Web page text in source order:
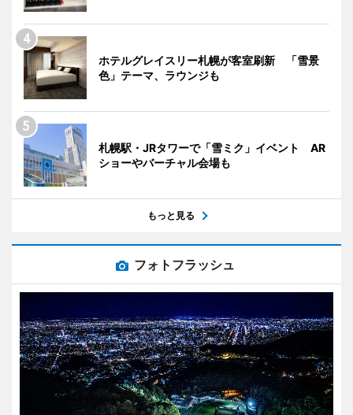
ホテルグレイスリー札幌が客室刷新 「雪景
色」テーマ、ラウンジも
札幌駅・JRタワーで「雪ミク」イベント AR
ショーやバーチャル会場も
もっと見る
フォトフラッシュ